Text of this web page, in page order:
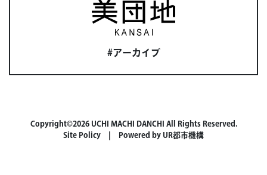
#アーカイブ
Copyright©2026 UCHI MACHI DANCHI All Rights Reserved.
Site Policy | Powered by UR都市機構